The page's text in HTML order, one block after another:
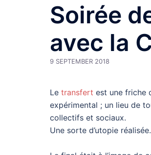
Soirée
avec la
9 SEPTEMBER 2018
Le transfert est une friche
expérimental ; un lieu de
collectifs et sociaux.
Une sorte d’utopie réalisée.